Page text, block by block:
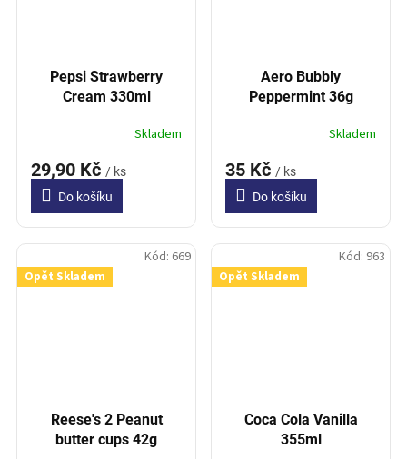
Pepsi Strawberry
Cream 330ml
Skladem
29,90 Kč / ks
Do košíku
Aero Bubbly
Peppermint 36g
Skladem
35 Kč / ks
Do košíku
Opět Skladem
Reese's 2 Peanut
butter cups 42g
Kód: 669
Opět Skladem
Coca Cola Vanilla
355ml
Kód: 963